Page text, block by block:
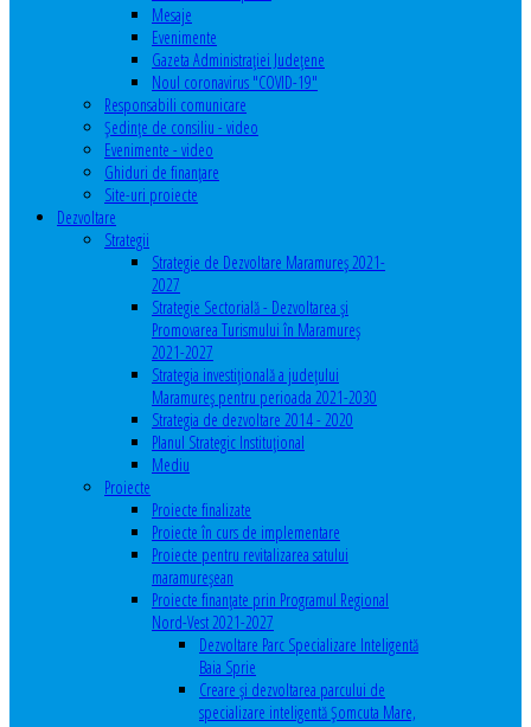
Mesaje
Evenimente
Gazeta Administraţiei Judeţene
Noul coronavirus "COVID-19"
Responsabili comunicare
Şedinţe de consiliu - video
Evenimente - video
Ghiduri de finanţare
Site-uri proiecte
Dezvoltare
Strategii
Strategie de Dezvoltare Maramureș 2021-
2027
Strategie Sectorială - Dezvoltarea și
Promovarea Turismului în Maramureș
2021-2027
Strategia investiţională a județului
Maramureș pentru perioada 2021-2030
Strategia de dezvoltare 2014 - 2020
Planul Strategic Instituţional
Mediu
Proiecte
Proiecte finalizate
Proiecte în curs de implementare
Proiecte pentru revitalizarea satului
maramureşean
Proiecte finanțate prin Programul Regional
Nord-Vest 2021-2027
Dezvoltare Parc Specializare Inteligentă
Baia Sprie
Creare și dezvoltarea parcului de
specializare inteligentă Șomcuta Mare,